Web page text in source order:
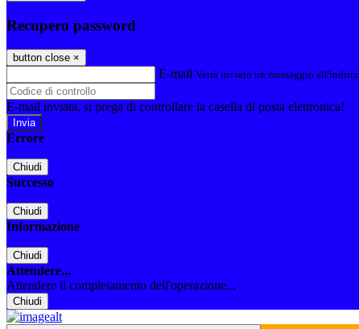
Recupero password
button close ×
E-mail Verrà inviato un messaggio
E-mail inviata, si prega di controllare la casella di posta elettronica!
Errore
Chiudi
Successo
Chiudi
Informazione
Chiudi
Attendere...
Attendere il completamento dell'operazione...
Chiudi